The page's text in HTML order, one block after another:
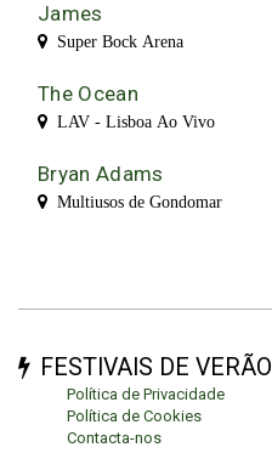
James
Super Bock Arena
The Ocean
LAV - Lisboa Ao Vivo
Bryan Adams
Multiusos de Gondomar
FESTIVAIS DE VERÃO
Política de Privacidade
Política de Cookies
Contacta-nos